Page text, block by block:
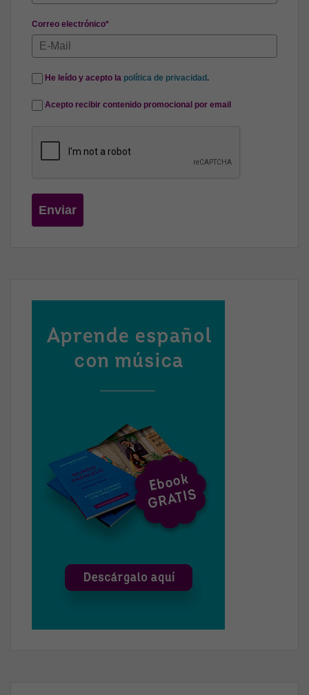
Correo electrónico*
He leído y acepto la política de privacidad .
Acepto recibir contenido promocional por email
Enviar